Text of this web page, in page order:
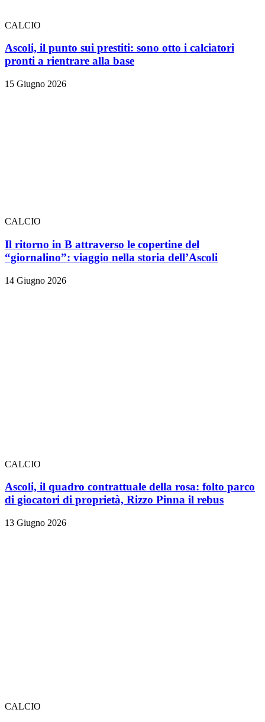
CALCIO
Ascoli, il punto sui prestiti: sono otto i calciatori
pronti a rientrare alla base
15 Giugno 2026
CALCIO
Il ritorno in B attraverso le copertine del
“giornalino”: viaggio nella storia dell’Ascoli
14 Giugno 2026
CALCIO
Ascoli, il quadro contrattuale della rosa: folto parco
di giocatori di proprietà, Rizzo Pinna il rebus
13 Giugno 2026
CALCIO